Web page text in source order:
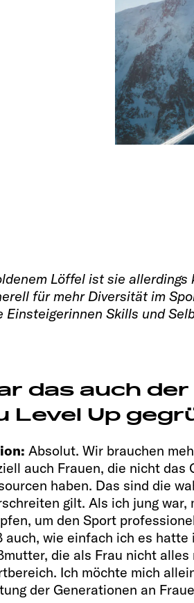
Löffel ist sie
für mehr Diversität im
Skills und
das auch
Level Up
Absolut. Wir brauchen
auch Frauen, die nicht das
haben. Das sind die
gilt. Als ich jung
um den Sport
auch, wie einfach ich es hatte
die als Frau nicht
Ich möchte mich
der Generationen an